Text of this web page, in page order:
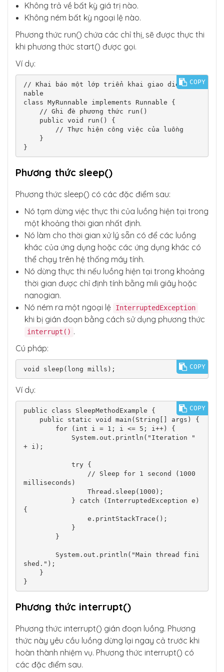
Không trả về bất kỳ giá trị nào.
Không ném bất kỳ ngoại lệ nào.
Phương thức run() chứa các chỉ thị, sẽ được thực thi
khi phương thức start() được gọi.
Ví dụ:
// Khai báo một lớp triển khai giao diện Run
nable
class MyRunnable implements Runnable {
}
COPY
Phương thức sleep()
Phương thức sleep() có các đặc điểm sau:
Nó tạm dừng việc thực thi của luồng hiện tại trong
một khoảng thời gian nhất định.
Nó làm cho thời gian xử lý sẵn có để các luồng
khác của ứng dụng hoặc các ứng dụng khác có
thể chạy trên hệ thống máy tính.
Nó dừng thực thi nếu luồng hiện tại trong khoảng
thời gian được chỉ định tính bằng mili giây hoặc
nanogian.
Nó ném ra một ngoại lệ
InterruptedException
khi bị gián đoạn bằng cách sử dụng phương thức
interrupt() .
Cú pháp:
void sleep(long mills); COPY
Ví dụ:
public class SleepMethodExample {
+ i);
milliseconds)
{
shed.");
COPY
Phương thức interrupt()
Phương thức interrupt() gián đoạn luồng. Phương
thức này yêu cầu luồng dừng lại ngay cả trước khi
hoàn thành nhiệm vụ. Phương thức interrupt() có
các đặc điểm sau.